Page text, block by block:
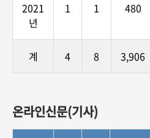
2021
년
1 1 480
계 4 8 3,906
온라인신문(기사)